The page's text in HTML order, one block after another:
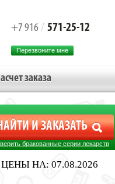
+7 916 / 571-25-12
Перезвоните мне
заказа
бракованные серии лекарств
ЦЕНЫ НА: 07.08.2026